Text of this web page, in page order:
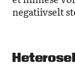
negatiivselt